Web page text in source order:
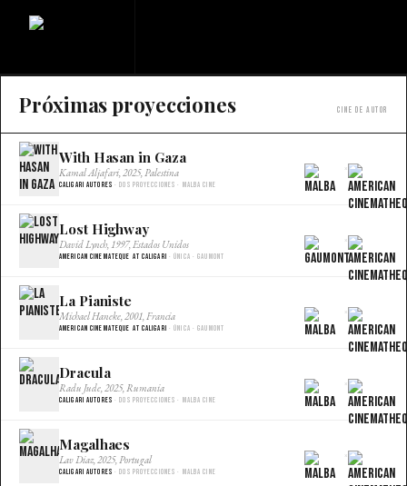
Próximas proyecciones Cine de autor
With Hasan in Gaza
Kamal Aljafari, 2025, Palestina
Caligari Autores · Dos proyecciones · Malba Cine
×
Lost Highway
David Lynch, 1997, Estados Unidos
American Cinemateque at Caligari · Única · Gaumont
×
La Pianiste
Michael Haneke, 2001, Francia
American Cinemateque at Caligari · Única · Gaumont
×
Dracula
Radu Jude, 2025, Rumania
Caligari Autores · Dos proyecciones · Malba Cine
×
Magalhaes
Lav Diaz, 2025, Portugal
Caligari Autores · Dos proyecciones · Malba Cine
×